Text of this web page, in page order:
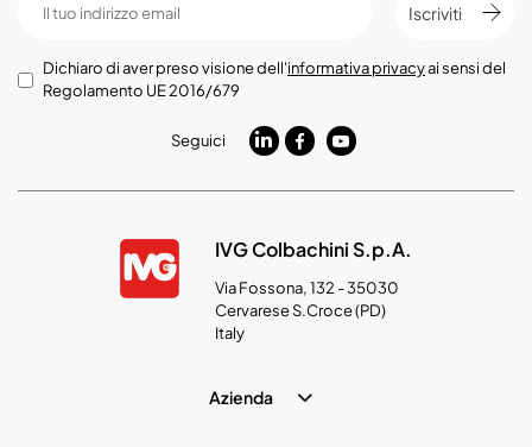
Iscriviti
Dichiaro di aver preso visione dell'informativa privacyai sensi del
Regolamento UE 2016/679
Seguici
IVG Colbachini S.p.A.
Via Fossona, 132 - 35030
Cervarese S.Croce (PD)
Italy
Azienda